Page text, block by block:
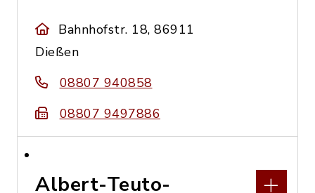
Bahnhofstr. 18, 86911
Dießen
08807 940858
08807 9497886
Albert-Teuto-